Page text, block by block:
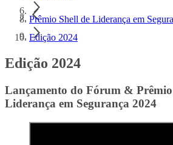
Prêmio Shell de Liderança em
Edição 2024
Edição 2024
Lançamento do Fórum & Prêmio
Liderança em Segurança 2024